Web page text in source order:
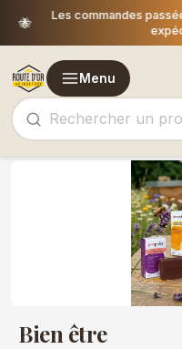
🐝
Les commandes
Menu
Bien être